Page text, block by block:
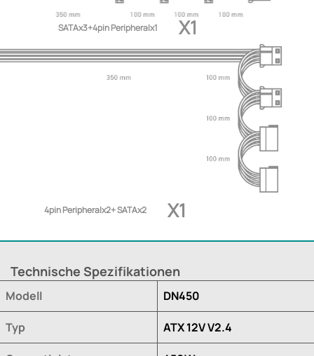
SATAx3+4pin Peripheralx1 X1
4pin Peripheralx2+ SATAx2 X1
Technische Spezifikationen
Modell DN450
Typ ATX 12V V2.4